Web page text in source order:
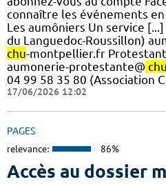
connaître les événements
Les aumôniers Un service
du Languedoc-Roussillon)
chu-montpellier.fr Protestant
aumonerie-protestante@ chu
04 99 58 35 80 (Association
17/06/2026 12:02
PAGES
relevance: 86%
Accès au dossier